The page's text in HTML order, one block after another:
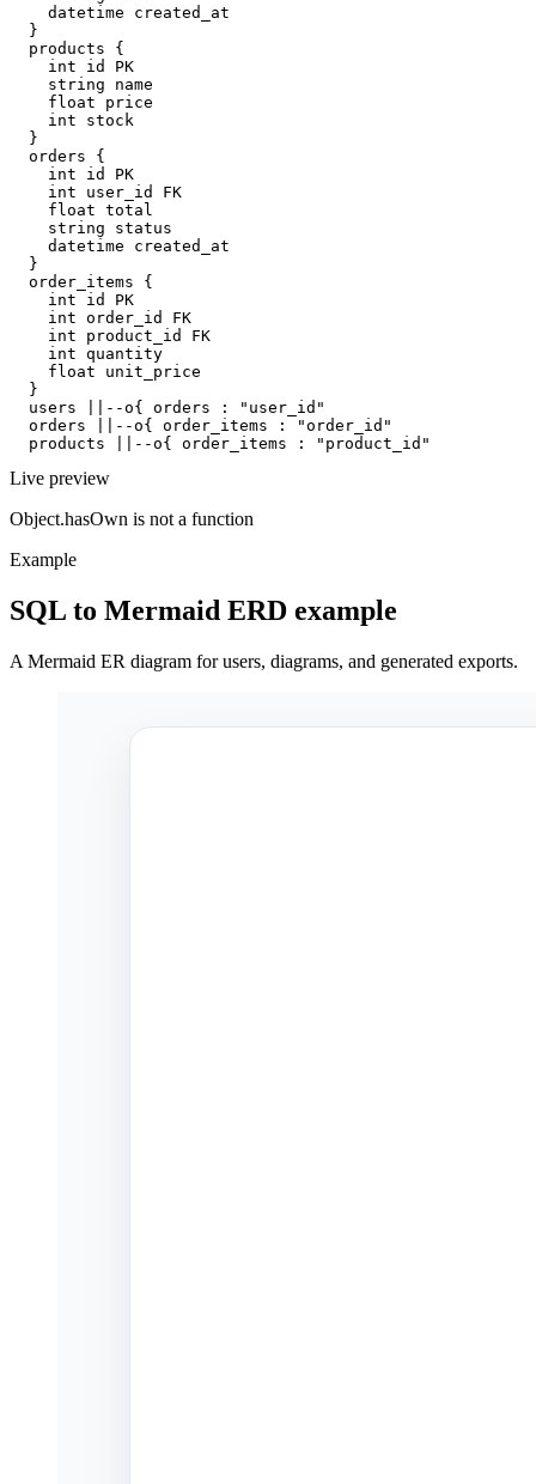
    datetime created_at
  }
  products {
    int id PK
    string name
    float price
    int stock
  }
  orders {
    int id PK
    int user_id FK
    float total
    string status
    datetime created_at
  }
  order_items {
    int id PK
    int order_id FK
    int product_id FK
    int quantity
    float unit_price
  }
  users ||--o{ orders : "user_id"
  orders ||--o{ order_items : "order_id"
  products ||--o{ order_items : "product_id"
Live preview
Object.hasOwn is not a function
Example
SQL to Mermaid ERD example
A Mermaid ER diagram for users, diagrams, and generated exports.